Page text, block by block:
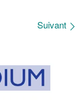
Suivant